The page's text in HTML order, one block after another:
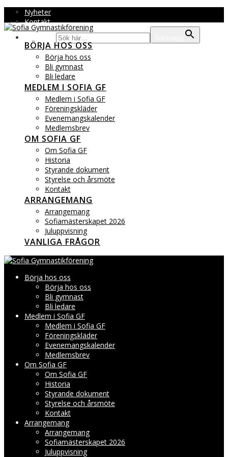
Hoppa
till
innehåll
Nyheter
Kontakt
BÖRJA HOS OSS
Börja hos oss
Bli gymnast
Bli ledare
MEDLEM I SOFIA GF
Medlem i Sofia GF
Föreningskläder
Evenemangskalender
Medlemsbrev
OM SOFIA GF
Om Sofia GF
Historia
Styrande dokument
Styrelse och årsmöte
Kontakt
ARRANGEMANG
Arrangemang
Sofiamästerskapet 2026
Juluppvisning
VANLIGA FRÅGOR
Börja hos oss
Börja hos oss
Bli gymnast
Bli ledare
Medlem i Sofia GF
Medlem i Sofia GF
Föreningskläder
Evenemangskalender
Medlemsbrev
Om Sofia GF
Om Sofia GF
Historia
Styrande dokument
Styrelse och årsmöte
Kontakt
Arrangemang
Arrangemang
Sofiamästerskapet 2026
Juluppvisning